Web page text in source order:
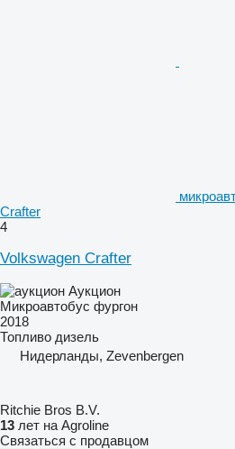
Crafter
4
Volkswagen Crafter
Аукцион
Микроавтобус фургон
2018
Топливо дизель
Нидерланды, Zevenbergen
Ritchie Bros B.V.
13 лет на Agroline
Связаться с продавцом